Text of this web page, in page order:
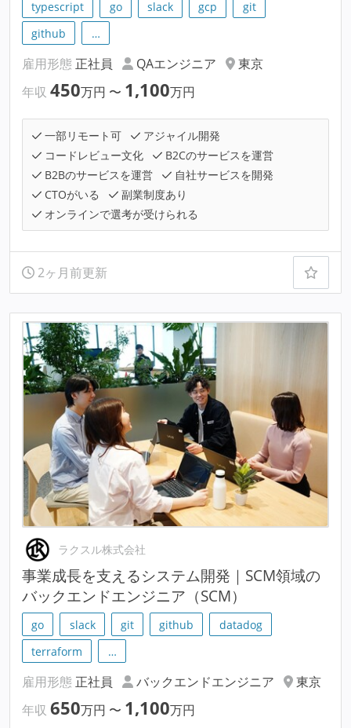
typescript go slack gcp
git
github
…
雇用形態 正社員 QAエンジニア
東京
年収 450万円 〜 1,100万円
一部リモート可
アジャイル開発
コードレビュー文化
B2Cのサービスを運営
B2Bのサービスを運営
自社サービスを開発
CTOがいる
副業制度あり
オンラインで選考が受けられる
2ヶ月前更新
ラクスル株式会社
事業成長を支えるシステム開発｜SCM領域の
バックエンドエンジニア（SCM）
go slack git github
datadog
terraform
…
雇用形態 正社員 バックエンドエンジニア
東京
年収 650万円 〜 1,100万円